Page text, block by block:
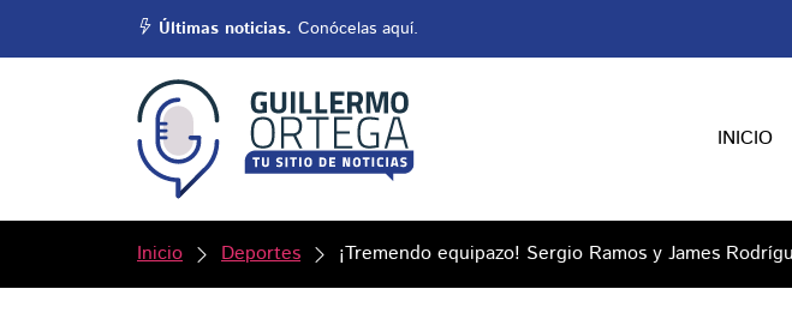
Últimas noticias. Conócelas aquí.
INICIO
Inicio Deportes ¡Tremendo equipazo! Sergio Ramos y James